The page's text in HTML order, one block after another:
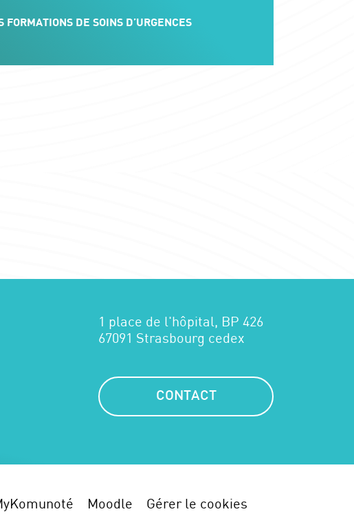
FORMATIONS DE SOINS D’URGENCES
1 place de l'hôpital, BP 426
67091 Strasbourg cedex
CONTACT
Moodle Gérer le cookies